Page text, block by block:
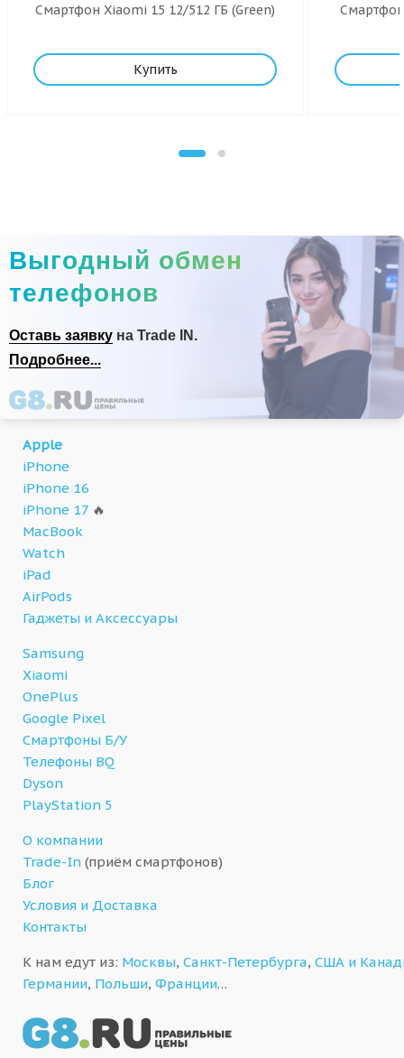
Смартфон Xiaomi 15 12/512 ГБ (Green)
Купить
Выгодный обмен
телефонов
Оставь заявку на Trade IN.
Подробнее...
Apple
iPhone
iPhone 16
iPhone 17 🔥
MacBook
Watch
iPad
AirPods
Гаджеты и Аксессуары
Samsung
Xiaomi
OnePlus
Google Pixel
Смартфоны Б/У
Телефоны BQ
Dyson
PlayStation 5
О компании
Trade-In (приём смартфонов)
Блог
Условия и Доставка
Контакты
К нам едут из: Москвы, Санкт-Петербурга, США и
Германии, Польши, Франции…